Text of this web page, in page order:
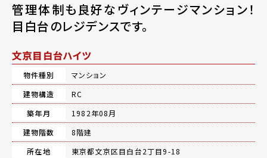
管理体制も良好なヴィンテージマンション！
目白台のレジデンスです。
文京目白台ハイツ
物件種別
マンション
建物構造
RC
築年月
1982年08月
建物階数
8階建
所在地
東京都文京区目白台2丁目9-18